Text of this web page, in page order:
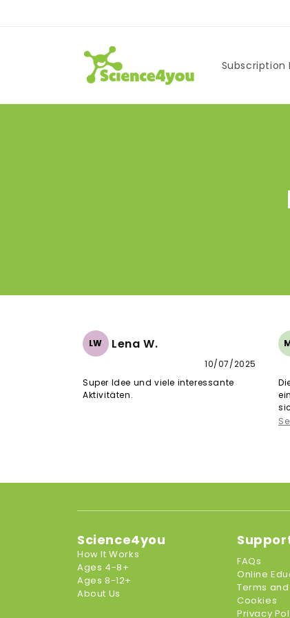
Subscription
LW Lena W.
10/07/2025
Super Idee und viele interessante
Aktivitäten.
Science4you
How It Works
Ages 4-8+
Ages 8-12+
About Us
FAQs
Online
Terms
Cookies
Privacy